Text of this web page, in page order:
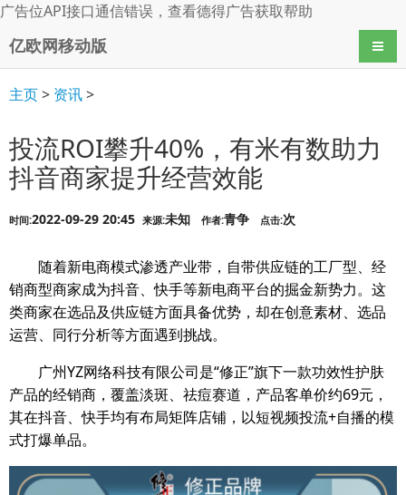
广告位API接口通信错误，查看德得广告获取帮助
亿欧网移动版 导航
主页> 资讯>
投流ROI攀升40%，有米有数助力
抖音商家提升经营效能
时间:2022-09-29 20:45 来源:未知 作者:青争 点击:次
随着新电商模式渗透产业带，自带供应链的工厂型、经
销商型商家成为抖音、快手等新电商平台的掘金新势力。这
类商家在选品及供应链方面具备优势，却在创意素材、选品
运营、同行分析等方面遇到挑战。
广州YZ网络科技有限公司是“修正”旗下一款功效性护肤
产品的经销商，覆盖淡斑、祛痘赛道，产品客单价约69元，
其在抖音、快手均有布局矩阵店铺，以短视频投流+自播的模
式打爆单品。